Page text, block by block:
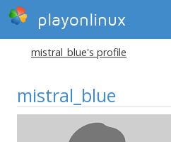
playonlinux
mistral_blue's profile
mistral_blue